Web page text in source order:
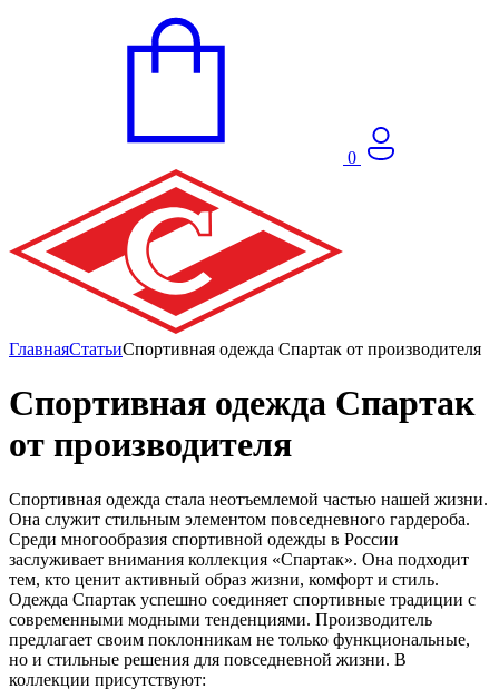
0
ГлавнаяСтатьиСпортивная одежда Спартак от производителя
Спортивная одежда Спартак
от производителя
Спортивная одежда стала неотъемлемой частью нашей жизни.
Она служит стильным элементом повседневного гардероба.
Среди многообразия спортивной одежды в России
заслуживает внимания коллекция «Спартак». Она подходит
тем, кто ценит активный образ жизни, комфорт и стиль.
Одежда Спартак успешно соединяет спортивные традиции с
современными модными тенденциями. Производитель
предлагает своим поклонникам не только функциональные,
но и стильные решения для повседневной жизни. В
коллекции присутствуют: